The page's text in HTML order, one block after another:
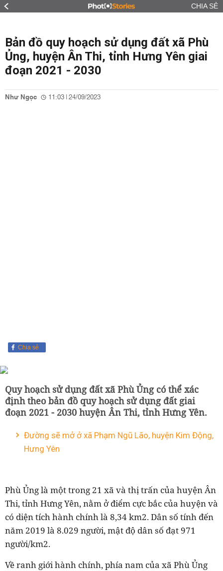
CHIA SẺ
Bản đồ quy hoạch sử dụng đất xã Phù
Ủng, huyện Ân Thi, tỉnh Hưng Yên giai
đoạn 2021 - 2030
Như Ngọc 11:03 | 24/09/2023
Chia sẻ
Quy hoạch sử dụng đất xã Phù Ủng có thể xác
định theo bản đồ quy hoạch sử dụng đất giai
đoạn 2021 - 2030 huyện Ân Thi, tỉnh Hưng Yên.
Đường sẽ mở ở xã Phạm Ngũ Lão, huyện Kim Động,
Hưng Yên
Phù Ủng là một trong 21 xã và thị trấn của huyện Ân
Thi, tỉnh Hưng Yên, nằm ở điểm cực bắc của huyện và
có diện tích hành chính là 8,34 km2. Dân số tính đến
năm 2019 là 8.029 người, mật độ dân số đạt 971
người/km2.
Về ranh giới hành chính, phía nam của xã Phù Ủng